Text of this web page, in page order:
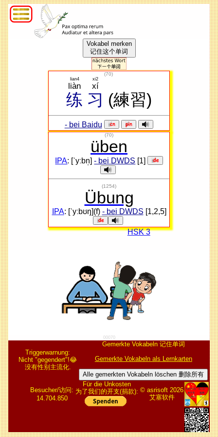
Vokabel merken
记住这个单词
(70)
练
liàn
lian4
习
xí
xi2
(練習)
- bei Baidu
(70)
üben
IPA: [ˈyːbn̩] - bei DWDS [1]
(1254)
Übung
IPA: [ˈyːbʊŋ](f) - bei DWDS [1,2,5]
HSK 3
00070
Triggerwarnung:
Nicht "gegendert"!😂
没有性别主流化.
Gemerkte Vokabeln 记住单词
Gemerkte Vokabeln als Lernkarten
Alle gemerkten Vokabeln löschen 删除所有
Besucher/访问:
14.704.850
Für die Unkosten
为了我们的开支(捐款): © asrisoft 2026
艾塞软件